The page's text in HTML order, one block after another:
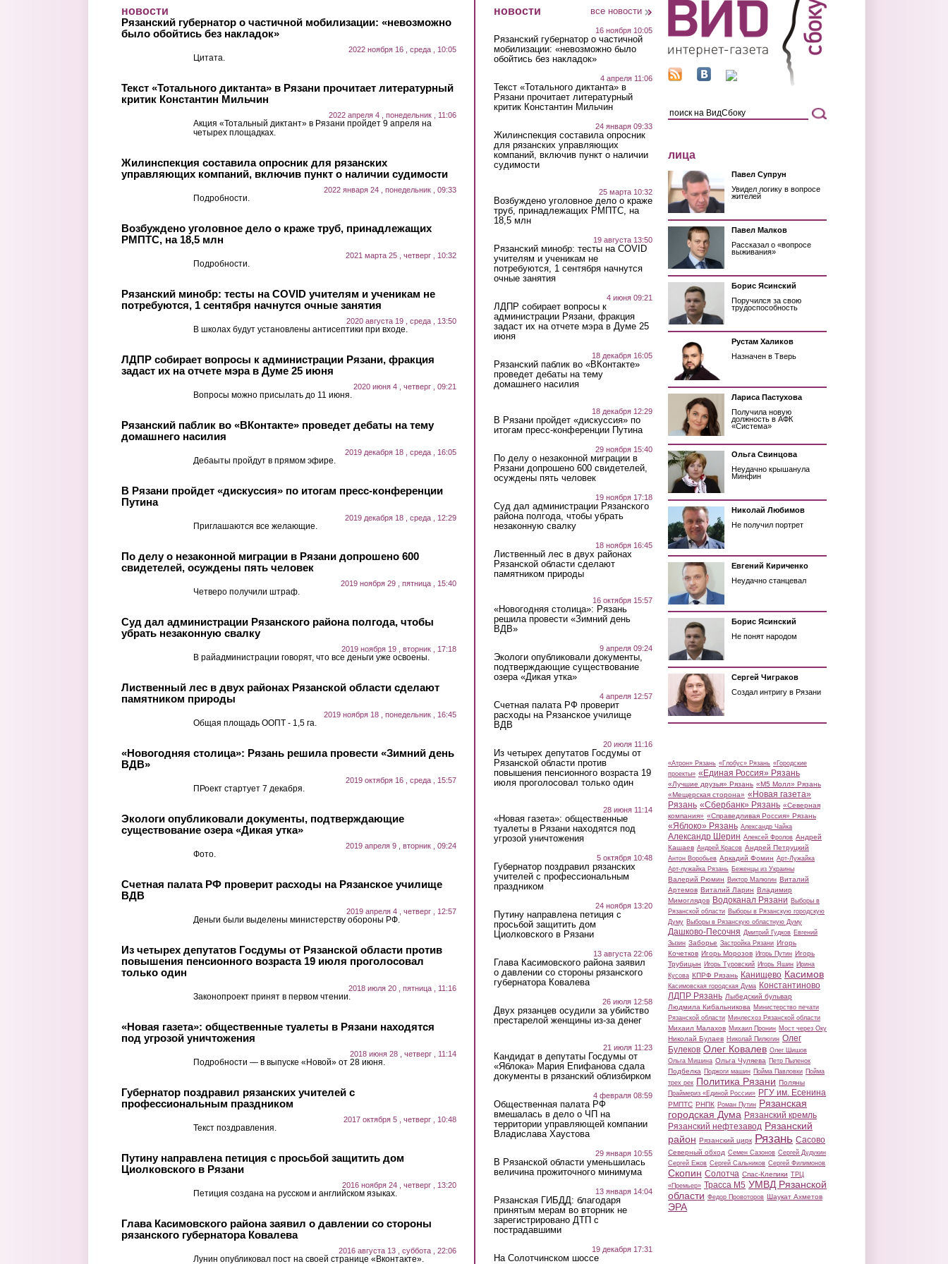
новости
Рязанский губернатор о частичной мобилизации: «невозможно
было обойтись без накладок»
2022 ноября 16 , среда , 10:05
Цитата.
Текст «Тотального диктанта» в Рязани прочитает литературный
критик Константин Мильчин
2022 апреля 4 , понедельник , 11:06
Акция «Тотальный диктант» в Рязани пройдет 9 апреля на
четырех площадках.
Жилинспекция составила опросник для рязанских
управляющих компаний, включив пункт о наличии судимости
2022 января 24 , понедельник , 09:33
Подробности.
Возбуждено уголовное дело о краже труб, принадлежащих
РМПТС, на 18,5 млн
2021 марта 25 , четверг , 10:32
Подробности.
Рязанский минобр: тесты на COVID учителям и ученикам не
потребуются, 1 сентября начнутся очные занятия
2020 августа 19 , среда , 13:50
В школах будут установлены антисептики при входе.
ЛДПР собирает вопросы к администрации Рязани, фракция
задаст их на отчете мэра в Думе 25 июня
2020 июня 4 , четверг , 09:21
Вопросы можно присылать до 11 июня.
Рязанский паблик во «ВКонтакте» проведет дебаты на тему
домашнего насилия
2019 декабря 18 , среда , 16:05
Дебаыты пройдут в прямом эфире.
В Рязани пройдет «дискуссия» по итогам пресс-конференции
Путина
2019 декабря 18 , среда , 12:29
Приглашаются все желающие.
По делу о незаконной миграции в Рязани допрошено 600
свидетелей, осуждены пять человек
2019 ноября 29 , пятница , 15:40
Четверо получили штраф.
Суд дал администрации Рязанского района полгода, чтобы
убрать незаконную свалку
2019 ноября 19 , вторник , 17:18
В райадминистрации говорят, что все деньги уже освоены.
Лиственный лес в двух районах Рязанской области сделают
памятником природы
2019 ноября 18 , понедельник , 16:45
Общая площадь ООПТ - 1,5 га.
«Новогодняя столица»: Рязань решила провести «Зимний день
ВДВ»
2019 октября 16 , среда , 15:57
ПРоект стартует 7 декабря.
Экологи опубликовали документы, подтверждающие
существование озера «Дикая утка»
2019 апреля 9 , вторник , 09:24
Фото.
Счетная палата РФ проверит расходы на Рязанское училище
ВДВ
2019 апреля 4 , четверг , 12:57
Деньги были выделены министерству обороны РФ.
Из четырех депутатов Госдумы от Рязанской области против
повышения пенсионного возраста 19 июля проголосовал
только один
2018 июля 20 , пятница , 11:16
Законопроект принят в первом чтении.
«Новая газета»: общественные туалеты в Рязани находятся
под угрозой уничтожения
2018 июня 28 , четверг , 11:14
Подробности — в выпуске «Новой» от 28 июня.
Губернатор поздравил рязанских учителей с
профессиональным праздником
2017 октября 5 , четверг , 10:48
Текст поздравления.
Путину направлена петиция с просьбой защитить дом
Циолковского в Рязани
2016 ноября 24 , четверг , 13:20
Петиция создана на русском и английском языках.
Глава Касимовского района заявил о давлении со стороны
рязанского губернатора Ковалева
2016 августа 13 , суббота , 22:06
Лунин опубликовал пост на своей странице «Вконтакте».
новости все новости
16 ноября 10:05
Рязанский губернатор о частичной
мобилизации: «невозможно было
обойтись без накладок»
4 апреля 11:06
Текст «Тотального диктанта» в
Рязани прочитает литературный
критик Константин Мильчин
24 января 09:33
Жилинспекция составила опросник
для рязанских управляющих
компаний, включив пункт о наличии
судимости
25 марта 10:32
Возбуждено уголовное дело о краже
труб, принадлежащих РМПТС, на
18,5 млн
19 августа 13:50
Рязанский минобр: тесты на COVID
учителям и ученикам не
потребуются, 1 сентября начнутся
очные занятия
4 июня 09:21
ЛДПР собирает вопросы к
администрации Рязани, фракция
задаст их на отчете мэра в Думе 25
июня
18 декабря 16:05
Рязанский паблик во «ВКонтакте»
проведет дебаты на тему
домашнего насилия
18 декабря 12:29
В Рязани пройдет «дискуссия» по
итогам пресс-конференции Путина
29 ноября 15:40
По делу о незаконной миграции в
Рязани допрошено 600 свидетелей,
осуждены пять человек
19 ноября 17:18
Суд дал администрации Рязанского
района полгода, чтобы убрать
незаконную свалку
18 ноября 16:45
Лиственный лес в двух районах
Рязанской области сделают
памятником природы
16 октября 15:57
«Новогодняя столица»: Рязань
решила провести «Зимний день
ВДВ»
9 апреля 09:24
Экологи опубликовали документы,
подтверждающие существование
озера «Дикая утка»
4 апреля 12:57
Счетная палата РФ проверит
расходы на Рязанское училище
ВДВ
20 июля 11:16
Из четырех депутатов Госдумы от
Рязанской области против
повышения пенсионного возраста 19
июля проголосовал только один
28 июня 11:14
«Новая газета»: общественные
туалеты в Рязани находятся под
угрозой уничтожения
5 октября 10:48
Губернатор поздравил рязанских
учителей с профессиональным
праздником
24 ноября 13:20
Путину направлена петиция с
просьбой защитить дом
Циолковского в Рязани
13 августа 22:06
Глава Касимовского района заявил
о давлении со стороны рязанского
губернатора Ковалева
26 июля 12:58
Двух рязанцев осудили за убийство
престарелой женщины из-за денег
21 июля 11:23
Кандидат в депутаты Госдумы от
«Яблока» Мария Епифанова сдала
документы в рязанский облизбирком
4 февраля 08:59
Общественная палата РФ
вмешалась в дело о ЧП на
территории управляющей компании
Владислава Хаустова
29 января 10:55
В Рязанской области уменьшилась
величина прожиточного минимума
13 января 14:04
Рязанская ГИБДД: благодаря
принятым мерам во вторник не
зарегистрировано ДТП с
пострадавшими
19 декабря 17:31
На Солотчинском шоссе
лица
Павел Супрун
Увидел логику в вопросе
жителей
Павел Малков
Рассказал о «вопросе
выживания»
Борис Ясинский
Поручился за свою
трудоспособность
Рустам Халиков
Назначен в Тверь
Лариса Пастухова
Получила новую
должность в АФК
«Система»
Ольга Свинцова
Неудачно крышанула
Минфин
Николай Любимов
Не получил портрет
Евгений Кириченко
Неудачно станцевал
Борис Ясинский
Не понят народом
Сергей Чиграков
Создал интригу в Рязани
«Атрон» Рязань «Глобус» Рязань «Городские
проекты» «Единая Россия» Рязань
«Лучшие друзья» Рязань «М5 Молл» Рязань
«Мещерская сторона» «Новая газета»
Рязань «Сбербанк» Рязань «Северная
компания» «Справедливая Россия» Рязань
«Яблоко» Рязань Александр Чайка
Александр Шерин Алексей Фролов Андрей
Кашаев Андрей Красов Андрей Петруцкий
Антон Воробьев Аркадий Фомин Арт-Лужайка
Арт-лужайка Рязань Беженцы из Украины
Валерий Рюмин Виктор Малюгин Виталий
Артемов Виталий Ларин Владимир
Мимоглядов Водоканал Рязани Выборы в
Рязанской области Выборы в Рязанскую городскую
Думу Выборы в Рязанскую областную Думу
Дашково-Песочня Дмитрий Гудков Евгений
Зызин Заборье Застройка Рязани Игорь
Кочетков Игорь Морозов Игорь Путин Игорь
Трубицын Игорь Туровский Игорь Яшин Ирина
Кусова КПРФ Рязань Канищево Касимов
Касимовская городская Дума Константиново
ЛДПР Рязань Лыбедский бульвар
Людмила Кибальникова Министерство печати
Рязанской области Минлесхоз Рязанской области
Михаил Малахов Михаил Пронин Мост через Оку
Николай Булаев Николай Пилюгин Олег
Булеков Олег Ковалев Олег Шишов
Ольга Мишина Ольга Чуляева Петр Пыленок
Подбелка Поджоги машин Пойма Павловки Пойма
трех рек Политика Рязани Поляны
Праймериз «Единой России» РГУ им. Есенина
РМПТС РНПК Роман Путин Рязанская
городская Дума Рязанский кремль
Рязанский нефтезавод Рязанский
район Рязанский цирк Рязань Сасово
Северный обход Семен Сазонов Сергей Дудукин
Сергей Ежов Сергей Сальников Сергей Филимонов
Скопин Солотча Спас-Клепики ТРЦ
«Премьер» Трасса М5 УМВД Рязанской
области Федор Провоторов Шаукат Ахметов
ЭРА